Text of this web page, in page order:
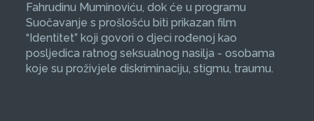
Fahrudinu Muminoviću, dok će u programu
Suočavanje s prošlošću biti prikazan film
“Identitet” koji govori o djeci rođenoj kao
posljedica ratnog seksualnog nasilja - osobama
koje su proživjele diskriminaciju, stigmu, traumu.